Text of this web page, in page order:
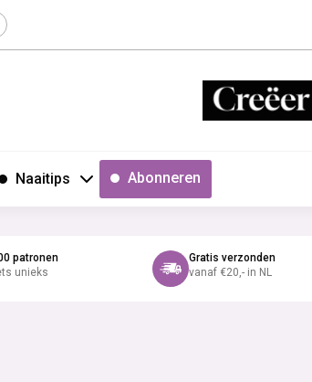
Naaitips Abonneren
patronen
unieks
Gratis verzonden
vanaf €20,- in NL